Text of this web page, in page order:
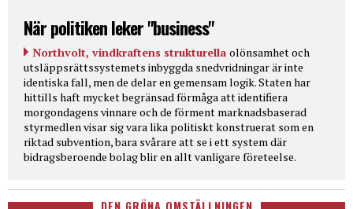
När politiken leker "business"
Northvolt, vindkraftens strukturella olönsamhet och
utsläppsrättssystemets inbyggda snedvridningar är inte
identiska fall, men de delar en gemensam logik. Staten har
hittills haft mycket begränsad förmåga att identifiera
morgondagens vinnare och de förment marknadsbaserad
styrmedlen visar sig vara lika politiskt konstruerat som en
riktad subvention, bara svårare att se i ett system där
bidragsberoende bolag blir en allt vanligare företeelse.